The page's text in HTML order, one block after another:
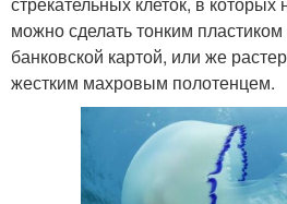
можно сделать тонким
банковской картой, или же
жестким махровым полотенцем.